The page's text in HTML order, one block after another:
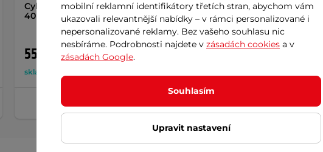
Cyklostojan zadní Kellys Kickflip
40 mm 24-29"
559 Kč
skladem
+ Přidat do košíku
Košík na láhev Kellys
239 Kč
+ Přidat do košíku
mobilní reklamní identifikátory třetích stran, abychom vám
ukazovali relevantnější nabídky – v rámci personalizované i
nepersonalizované reklamy. Bez vašeho souhlasu nic
nesbíráme. Podrobnosti najdete v zásadách cookies a v
zásadách Google.
Souhlasím
Upravit nastavení